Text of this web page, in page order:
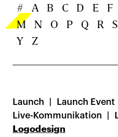
# A B C D E F
M
N O P Q R S
Y
Z
Launch Launch Event
Live-Kommunikation
Logodesign